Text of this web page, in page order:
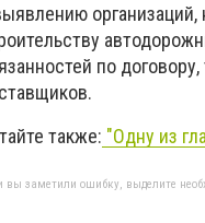
по
также: "Одну из
вы заметили ошибку, выделите